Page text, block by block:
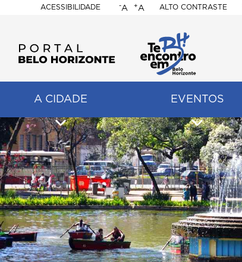
ACESSIBILIDADE
BELO
HORIZONTE
-A +A ALTO CONTRASTE
A CIDADE EVENTOS
Content
Builder